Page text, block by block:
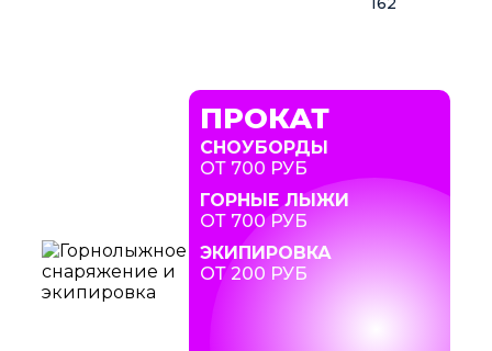
ПРОКАТ
СНОУБОРДЫ
ОТ 700 РУБ
ГОРНЫЕ ЛЫЖИ
ОТ 700 РУБ
ЭКИПИРОВКА
ОТ 200 РУБ